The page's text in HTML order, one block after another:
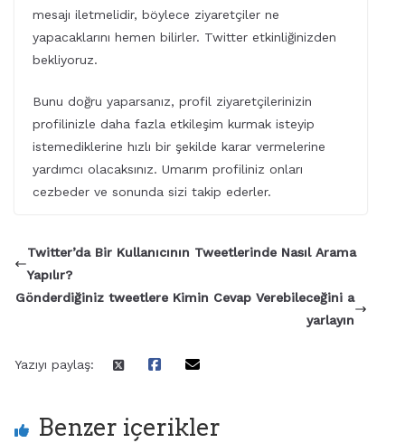
mesajı iletmelidir, böylece ziyaretçiler ne
yapacaklarını hemen bilirler. Twitter etkinliğinizden
bekliyoruz.
Bunu doğru yaparsanız, profil ziyaretçilerinizin
profilinizle daha fazla etkileşim kurmak isteyip
istemediklerine hızlı bir şekilde karar vermelerine
yardımcı olacaksınız. Umarım profiliniz onları
cezbeder ve sonunda sizi takip ederler.
Twitter’da Bir Kullanıcının Tweetlerinde Nasıl Arama
Yapılır?
Gönderdiğiniz tweetlere Kimin Cevap Verebileceğini a
yarlayın
Yazıyı paylaş:
Benzer içerikler